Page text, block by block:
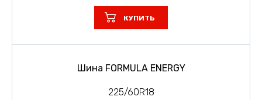
КУПИТЬ
Шина FORMULA ENERGY
225/60R18